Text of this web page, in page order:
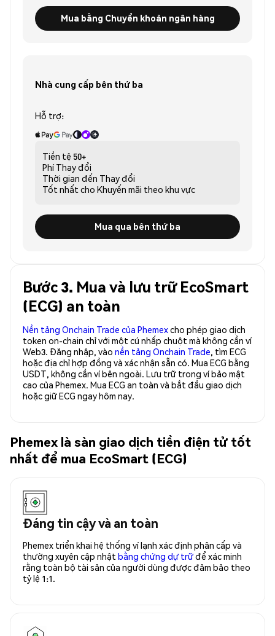
Mua bằng Chuyển khoản ngân hàng
Nhà cung cấp bên thứ ba
Hỗ trợ:
Tiền tệ 50+
Phí Thay đổi
Thời gian đến Thay đổi
Tốt nhất cho Khuyến mãi theo khu vực
Mua qua bên thứ ba
Bước 3. Mua và lưu trữ EcoSmart
(ECG) an toàn
Nền tảng Onchain Trade của Phemexcho phép giao dịch
token on-chain chỉ với một cú nhấp chuột mà không cần ví
Web3. Đăng nhập, vào nền tảng Onchain Trade, tìm ECG
hoặc địa chỉ hợp đồng và xác nhận sẵn có. Mua ECG bằng
USDT, không cần ví bên ngoài. Lưu trữ trong ví bảo mật
cao của Phemex. Mua ECG an toàn và bắt đầu giao dịch
hoặc giữ ECG ngay hôm nay.
Phemex là sàn giao dịch tiền điện tử tốt
nhất để mua EcoSmart (ECG)
Đáng tin cậy và an toàn
Phemex triển khai hệ thống ví lạnh xác định phân cấp và
thường xuyên cập nhật bằng chứng dự trữđể xác minh
rằng toàn bộ tài sản của người dùng được đảm bảo theo
tỷ lệ 1:1.